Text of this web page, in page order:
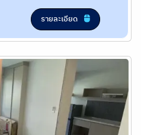
รายละเอียด